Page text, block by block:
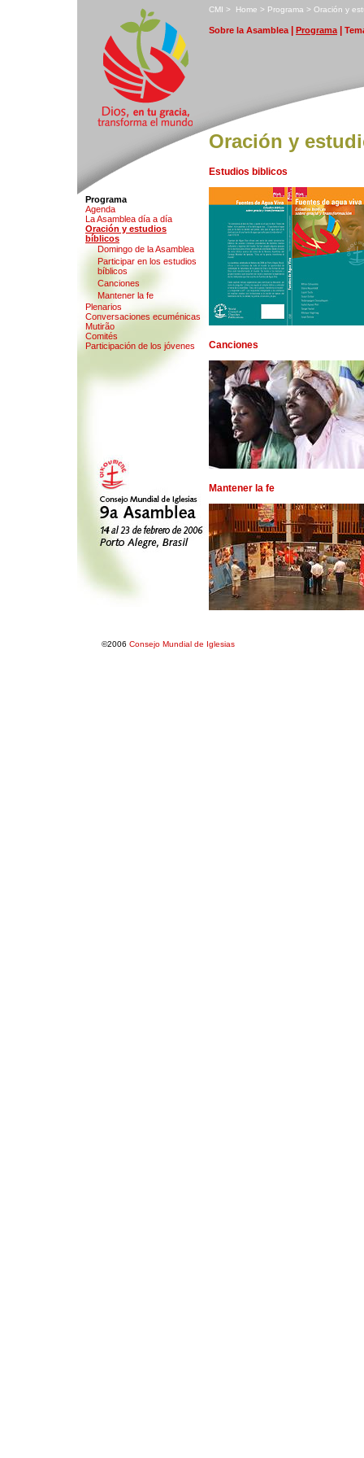
CMI > Home > Programa > Oración y
Sobre la Asamblea| Programa| T
Programa
Agenda
L a Asamblea día a día
Oración y estudios
bíblicos
Domingo de la Asamblea
Participar en los estudios
bíblicos
Canciones
Mantener la fe
Plenarios
Conversaciones ecuménicas
Mutirão
Comités
Participación de los jóvenes
Oración y
Estudios biblicos
Canciones
Mantener la fe
©2006 Consejo Mundial de Iglesias